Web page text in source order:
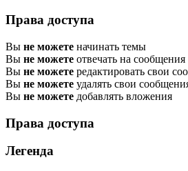
Права доступа
Вы не можете начинать темы
Вы не можете отвечать на сообщения
Вы не можете редактировать свои
Вы не можете удалять свои
Вы не можете добавлять вложения
Права доступа
Легенда